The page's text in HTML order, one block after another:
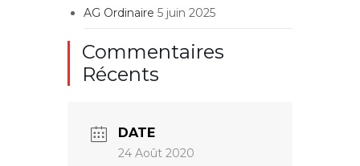
AG Ordinaire 5 juin 2025
Commentaires
Récents
DATE
24 Août 2020